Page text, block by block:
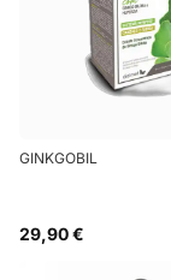
GINKGOBIL
29,90 €